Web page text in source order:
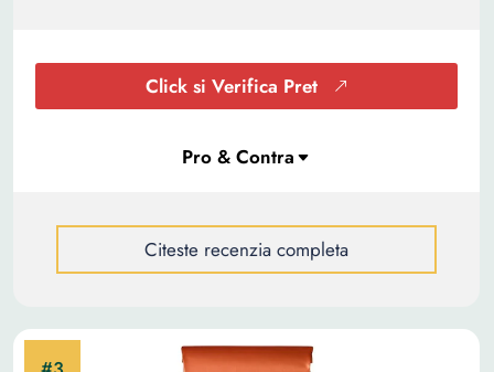
Click si Verifica Pret
Citeste recenzia completa